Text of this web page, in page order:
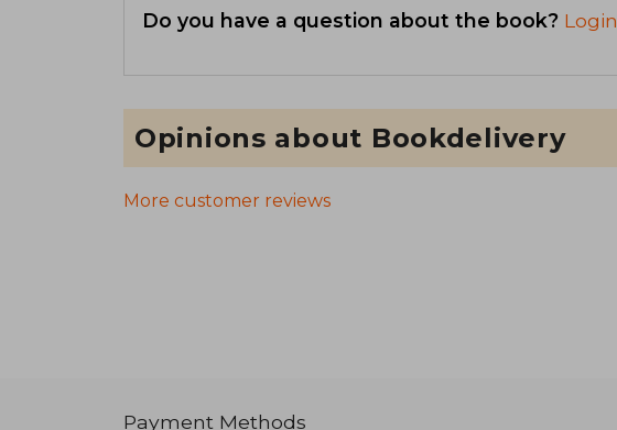
Do you have a question about the book? Login
Opinions about Bookdelivery
More customer reviews
Payment Methods